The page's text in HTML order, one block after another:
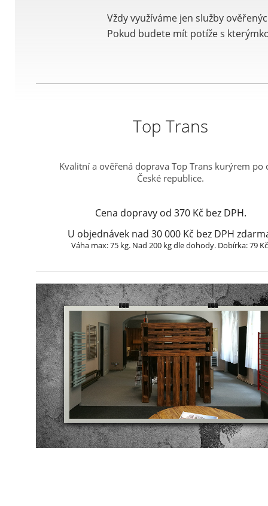
Vždy využíváme jen služby
Pokud budete mít potíže s
Top Trans
Kvalitní a ověřená doprava Top Trans kurýrem po
České republice.
Cena dopravy od 370 Kč bez DPH.
U objednávek nad 30 000 Kč bez DPH
Váha max: 75 kg. Nad 200 kg dle dohody. Dobírka: 79